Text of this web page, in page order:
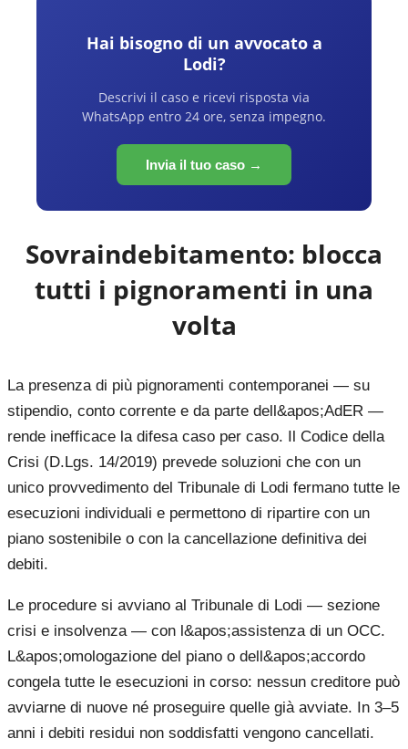
Hai bisogno di un avvocato a
Lodi?
Descrivi il caso e ricevi risposta via
WhatsApp entro 24 ore, senza impegno.
Invia il tuo caso →
Sovraindebitamento: blocca
tutti i pignoramenti in una
volta
La presenza di più pignoramenti contemporanei — su
stipendio, conto corrente e da parte dell&apos;AdER —
rende inefficace la difesa caso per caso. Il Codice della
Crisi (D.Lgs. 14/2019) prevede soluzioni che con un
unico provvedimento del Tribunale di Lodi fermano tutte le
esecuzioni individuali e permettono di ripartire con un
piano sostenibile o con la cancellazione definitiva dei
debiti.
Le procedure si avviano al Tribunale di Lodi — sezione
crisi e insolvenza — con l&apos;assistenza di un OCC.
L&apos;omologazione del piano o dell&apos;accordo
congela tutte le esecuzioni in corso: nessun creditore può
avviarne di nuove né proseguire quelle già avviate. In 3–5
anni i debiti residui non soddisfatti vengono cancellati.